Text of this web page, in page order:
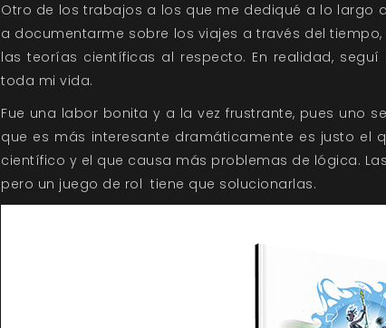
Otro de los trabajos a los que me dediqué a lo largo
a documentarme sobre los viajes a través del
las teorías científicas al respecto. En realidad,
toda mi vida.
Fue una labor bonita y a la vez frustrante, pues uno
que es más interesante dramáticamente es justo el
científico y el que causa más problemas de lógica.
pero un juego de rol tiene que solucionarlas.